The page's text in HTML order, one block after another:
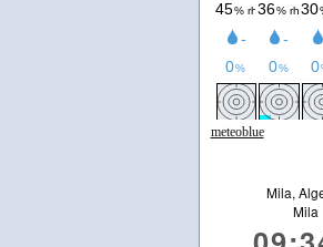
meteoblue